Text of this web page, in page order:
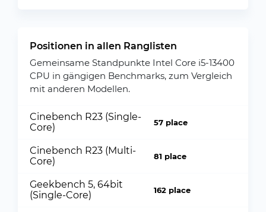
Positionen in allen Ranglisten
Gemeinsame Standpunkte Intel Core i5-13400
CPU in gängigen Benchmarks, zum Vergleich
mit anderen Modellen.
Cinebench R23 (Single-
Core)
57 place
Cinebench R23 (Multi-
Core)
81 place
Geekbench 5, 64bit
(Single-Core)
162 place